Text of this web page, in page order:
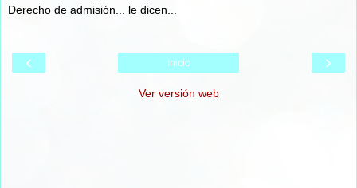
Derecho de admisión... le dicen...
‹ ›
Inicio
Ver versión web